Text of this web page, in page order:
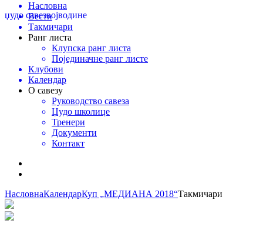
џудо савезвојводине
Насловна
Вести
Такмичари
Ранг листа
Клупска ранг листа
Појединачне ранг листе
Клубови
Календар
О савезу
Руководство савеза
Џудо школице
Тренери
Документи
Контакт
НасловнаКалендарКуп „МЕДИАНА 2018“Такмичари